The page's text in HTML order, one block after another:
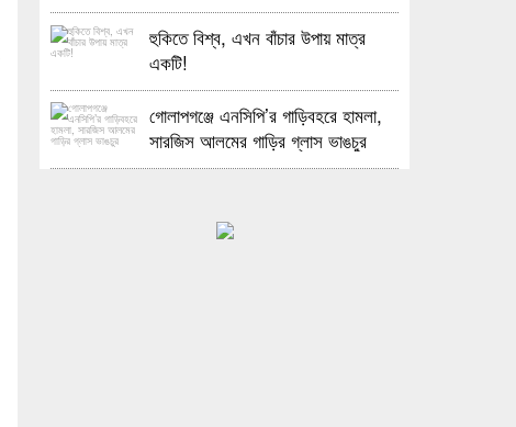
হুকিতে বিশ্ব, এখন বাঁচার উপায় মাত্র
একটি!
গোলাপগঞ্জে এনসিপি’র গাড়িবহরে হামলা,
সারজিস আলমের গাড়ির গ্লাস ভাঙচুর